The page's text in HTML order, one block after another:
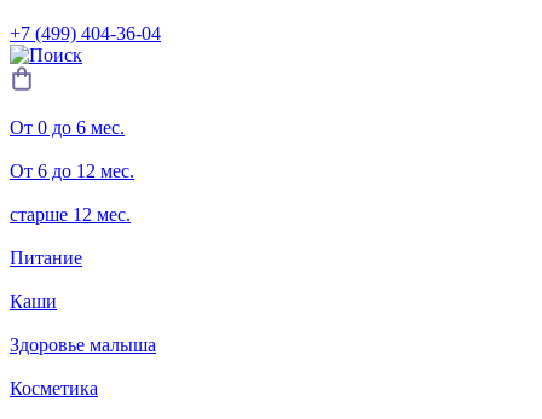
+7 (499) 404-36-04
От 0 до 6 мес.
От 6 до 12 мес.
старше 12 мес.
Питание
Каши
Здоровье малыша
Косметика